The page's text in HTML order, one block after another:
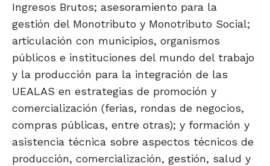
Ingresos Brutos; asesoramiento para la
gestión del Monotributo y Monotributo Social;
articulación con municipios, organismos
públicos e instituciones del mundo del trabajo
y la producción para la integración de las
UEALAS en estrategias de promoción y
comercialización (ferias, rondas de negocios,
compras públicas, entre otras); y formación y
asistencia técnica sobre aspectos técnicos de
producción, comercialización, gestión, salud y